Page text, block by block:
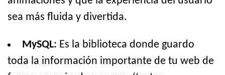
sea más fluida y divertida.
MySQL: Es la biblioteca donde guardo
toda la información importante de tu web de